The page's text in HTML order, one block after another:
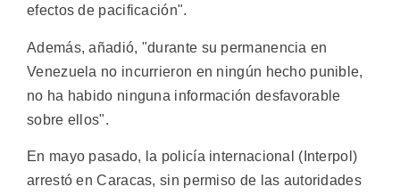
efectos de pacificación".
Además, añadió, "durante su permanencia en
Venezuela no incurrieron en ningún hecho punible,
no ha habido ninguna información desfavorable
sobre ellos".
En mayo pasado, la policía internacional (Interpol)
arrestó en Caracas, sin permiso de las autoridades